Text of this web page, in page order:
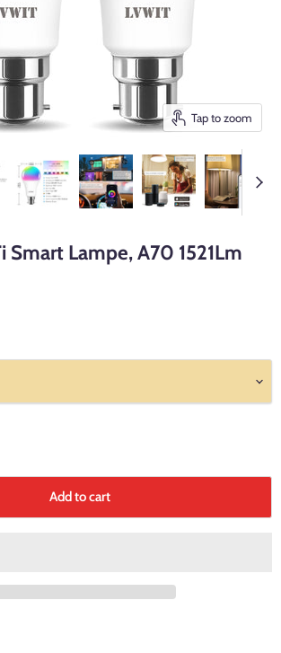
Tap to zoom
Smart Lampe, A70 1521Lm
Add to cart